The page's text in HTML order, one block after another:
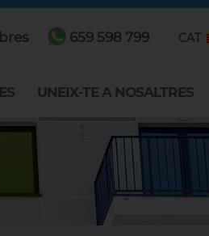
659 598 799 CAT
UNEIX-TE A NOSALTRES